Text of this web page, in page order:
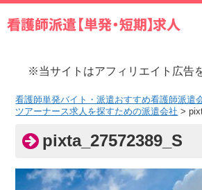
※当サイトはアフィリエイト広告
看護師単発バイト・派遣おすすめ看護師派遣
ツアーナース求人を探すための派遣会社 >
pixta_27572389_S